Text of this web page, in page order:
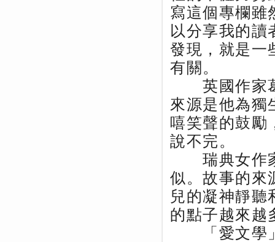
寫這個專欄雖
以分享我的讀
發現，就是一
有關。
英國作家葛
來源是他為獨
嘻笑聲的鼓勵
說不完。
瑞典女作家
似。故事的來
兒的凝神靜聽
的點子越來越
「愛文學」